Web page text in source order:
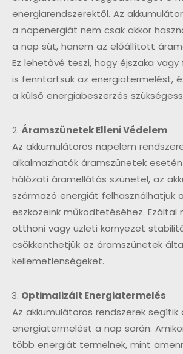
energiarendszerektől. Az
a napenergiát nem csak akkor
a nap süt, hanem az előállított
Ez lehetővé teszi, hogy éjszaka
is fenntartsuk az energiatermelést,
a külső energiabeszerzés
Áramszünetek Elleni Védelem
Az akkumulátoros napelem
alkalmazhatók áramszünetek esetén
hálózati áramellátás szünetel, az
származó energiát felhasználhatjuk
eszközeink működtetéséhez. Ezáltal
otthoni vagy üzleti környezet
csökkenthetjük az áramszünetek
kellemetlenségeket.
Optimalizált Energiatermelés
Az akkumulátoros rendszerek segítik
energiatermelést a nap során.
több energiát termelnek, mint